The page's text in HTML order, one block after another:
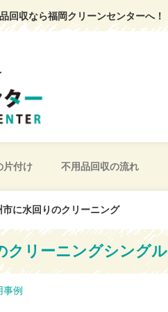
回収なら福岡クリーンセンターへ！
片付け 不用品回収の流れ
市に水回りのクリーニング
クリーニングシングル
事例